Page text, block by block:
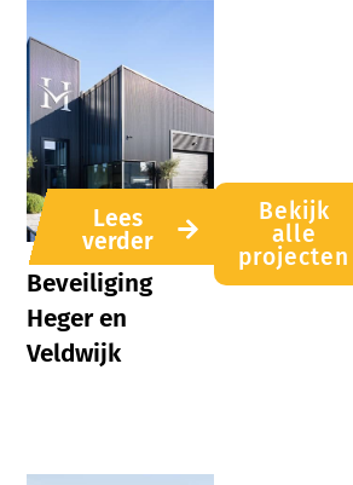
Lees
verder
Beveiliging
Heger en
Veldwijk
Bekijk
alle
projecten